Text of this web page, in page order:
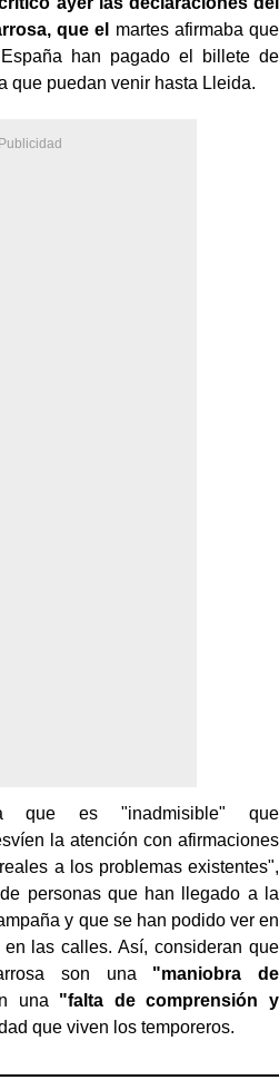
que el
martes afirmaba que
han pagado el billete de
que puedan venir hasta Lleida.
que es "inadmisible" que
la atención con afirmaciones
a los problemas existentes",
personas que han llegado a la
y que se han podido ver en
las calles. Así, consideran que
son una "maniobra de
una "falta de comprensión y
que viven los temporeros.